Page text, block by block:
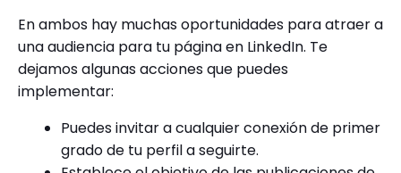
En ambos hay muchas oportunidades para atraer a
una audiencia para tu página en LinkedIn. Te
dejamos algunas acciones que puedes
implementar:
Puedes invitar a cualquier conexión de primer
grado de tu perfil a seguirte.